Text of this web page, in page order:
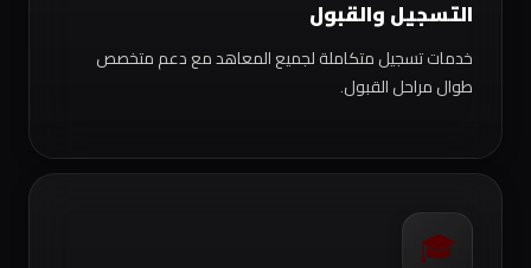
التسجيل والقبول
خدمات تسجيل متكاملة لجميع المعاهد مع دعم متخصص
طوال مراحل القبول.
🎓